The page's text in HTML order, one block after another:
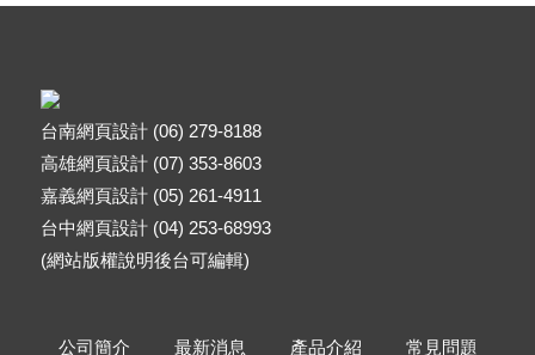
台南網頁設計 (06) 279-8188
高雄網頁設計 (07) 353-8603
嘉義網頁設計 (05) 261-4911
台中網頁設計 (04) 253-68993
(網站版權說明後台可編輯)
公司簡介 最新消息 產品介紹 常見問題